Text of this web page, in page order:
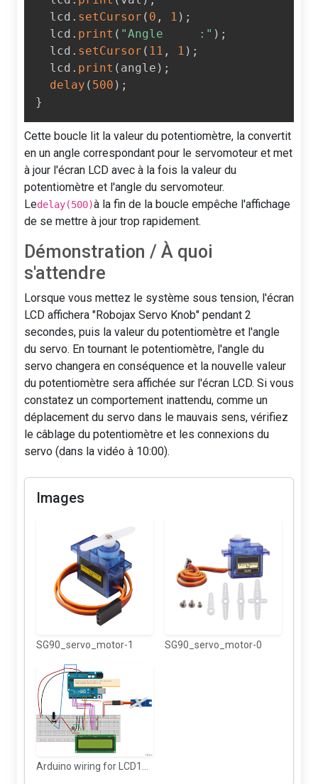
  lcd
. setCursor ( 0 , 1 ) ;
  lcd
. print ( "Angle     :" ) ;
  lcd
. setCursor ( 11 , 1 ) ;
  lcd
. print ( angle ) ;
delay ( 500 ) ;
}
Cette boucle lit la valeur du potentiomètre, la convertit
en un angle correspondant pour le servomoteur et met
à jour l'écran LCD avec à la fois la valeur du
potentiomètre et l'angle du servomoteur.
Ledelay(500)à la fin de la boucle empêche l'affichage
de se mettre à jour trop rapidement.
Démonstration / À quoi
s'attendre
Lorsque vous mettez le système sous tension, l'écran
LCD affichera "Robojax Servo Knob" pendant 2
secondes, puis la valeur du potentiomètre et l'angle
du servo. En tournant le potentiomètre, l'angle du
servo changera en conséquence et la nouvelle valeur
du potentiomètre sera affichée sur l'écran LCD. Si vous
constatez un comportement inattendu, comme un
déplacement du servo dans le mauvais sens, vérifiez
le câblage du potentiomètre et les connexions du
servo (dans la vidéo à 10:00).
Images
SG90_servo_motor-1 SG90_servo_motor-0